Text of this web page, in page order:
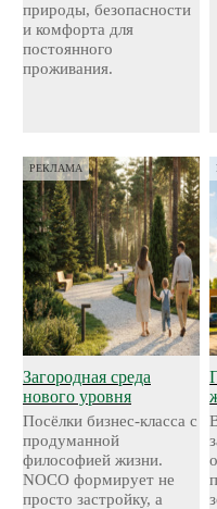
природы, безопасности
и комфорта для
постоянного
проживания.
РЕКЛАМА
Загородная среда
нового уровня
Посёлки бизнес-класса с
продуманной
философией жизни.
NOCO формирует не
просто застройку, а